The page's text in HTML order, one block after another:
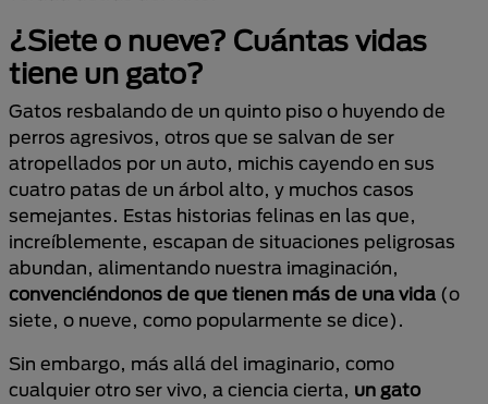
¿Siete o nueve? Cuántas vidas
tiene un gato?
Gatos resbalando de un quinto piso o huyendo de
perros agresivos, otros que se salvan de ser
atropellados por un auto, michis cayendo en sus
cuatro patas de un árbol alto, y muchos casos
semejantes. Estas historias felinas en las que,
increíblemente, escapan de situaciones peligrosas
abundan, alimentando nuestra imaginación,
convenciéndonos de que tienen más de una vida (o
siete, o nueve, como popularmente se dice).
Sin embargo, más allá del imaginario, como
cualquier otro ser vivo, a ciencia cierta, un gato